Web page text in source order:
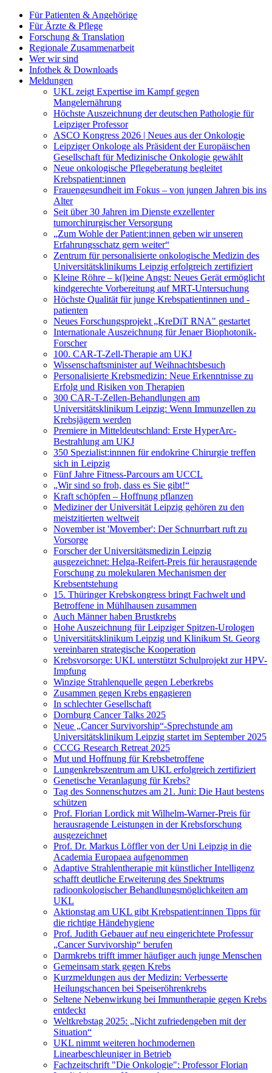
Für Patienten & Angehörige
Für Ärzte & Pflege
Forschung & Translation
Regionale Zusammenarbeit
Wer wir sind
Infothek & Downloads
Meldungen
UKL zeigt Expertise im Kampf gegen
Mangelernährung
Höchste Auszeichnung der deutschen Pathologie für
Leipziger Professor
ASCO Kongress 2026 | Neues aus der Onkologie
Leipziger Onkologe als Präsident der Europäischen
Gesellschaft für Medizinische Onkologie gewählt
Neue onkologische Pflegeberatung begleitet
Krebspatient:innen
Frauengesundheit im Fokus – von jungen Jahren bis ins
Alter
Seit über 30 Jahren im Dienste exzellenter
tumorchirurgischer Versorgung
„Zum Wohle der Patient:innen geben wir unseren
Erfahrungsschatz gern weiter“
Zentrum für personalisierte onkologische Medizin des
Universitätsklinikums Leipzig erfolgreich zertifiziert
Kleine Röhre – k(l)eine Angst: Neues Gerät ermöglicht
kindgerechte Vorbereitung auf MRT-Untersuchung
Höchste Qualität für junge Krebspatientinnen und -
patienten
Neues Forschungsprojekt „KreDiT RNA" gestartet
Internationale Auszeichnung für Jenaer Biophotonik-
Forscher
100. CAR-T-Zell-Therapie am UKJ
Wissenschaftsminister auf Weihnachtsbesuch
Personalisierte Krebsmedizin: Neue Erkenntnisse zu
Erfolg und Risiken von Therapien
300 CAR-T-Zellen-Behandlungen am
Universitätsklinikum Leipzig: Wenn Immunzellen zu
Krebsjägern werden
Premiere in Mitteldeutschland: Erste HyperArc-
Bestrahlung am UKJ
350 Spezialist:innnen für endokrine Chirurgie treffen
sich in Leipzig
Fünf Jahre Fitness-Parcours am UCCL
„Wir sind so froh, dass es Sie gibt!“
Kraft schöpfen – Hoffnung pflanzen
Mediziner der Universität Leipzig gehören zu den
meistzitierten weltweit
November ist 'Movember': Der Schnurrbart ruft zu
Vorsorge
Forscher der Universitätsmedizin Leipzig
ausgezeichnet: Helga-Reifert-Preis für herausragende
Forschung zu molekularen Mechanismen der
Krebsentstehung
15. Thüringer Krebskongress bringt Fachwelt und
Betroffene in Mühlhausen zusammen
Auch Männer haben Brustkrebs
Hohe Auszeichnung für Leipziger Spitzen-Urologen
Universitätsklinikum Leipzig und Klinikum St. Georg
vereinbaren strategische Kooperation
Krebsvorsorge: UKL unterstützt Schulprojekt zur HPV-
Impfung
Winzige Strahlenquelle gegen Leberkrebs
Zusammen gegen Krebs engagieren
In schlechter Gesellschaft
Dornburg Cancer Talks 2025
Neue „Cancer Survivorship“-Sprechstunde am
Universitätsklinikum Leipzig startet im September 2025
CCCG Research Retreat 2025
Mut und Hoffnung für Krebsbetroffene
Lungenkrebszentrum am UKL erfolgreich zertifiziert
Genetische Veranlagung für Krebs?
Tag des Sonnenschutzes am 21. Juni: Die Haut bestens
schützen
Prof. Florian Lordick mit Wilhelm-Warner-Preis für
herausragende Leistungen in der Krebsforschung
ausgezeichnet
Prof. Dr. Markus Löffler von der Uni Leipzig in die
Academia Europaea aufgenommen
Adaptive Strahlentherapie mit künstlicher Intelligenz
schafft deutliche Erweiterung des Spektrums
radioonkologischer Behandlungsmöglichkeiten am
UKL
Aktionstag am UKL gibt Krebspatient:innen Tipps für
die richtige Händehygiene
Prof. Judith Gebauer auf neu eingerichtete Professur
„Cancer Survivorship“ berufen
Darmkrebs trifft immer häufiger auch junge Menschen
Gemeinsam stark gegen Krebs
Kurzmeldungen aus der Medizin: Verbesserte
Heilungschancen bei Speiseröhrenkrebs
Seltene Nebenwirkung bei Immuntherapie gegen Krebs
entdeckt
Weltkrebstag 2025: „Nicht zufriedengeben mit der
Situation“
UKL nimmt weiteren hochmodernen
Linearbeschleuniger in Betrieb
Fachzeitschrift "Die Onkologie": Professor Florian